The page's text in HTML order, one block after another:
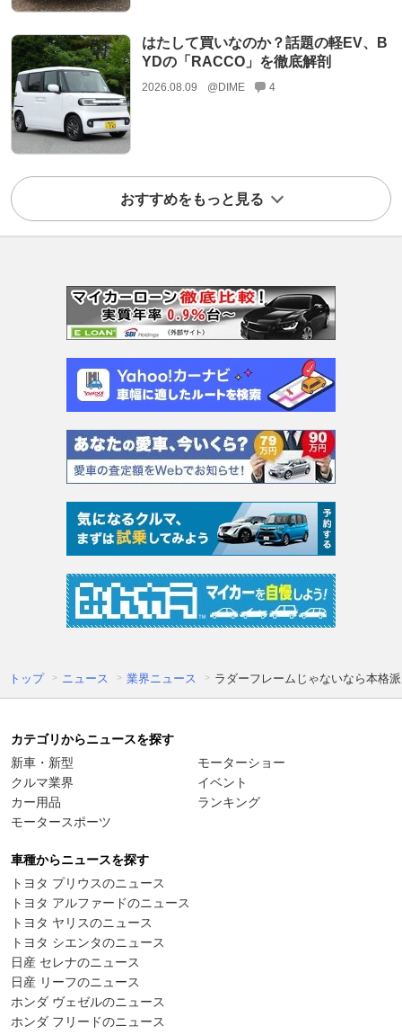
はたして買いなのか？話題の軽EV、B
YDの「RACCO」を徹底解剖
2026.08.09 @DIME 4
おすすめをもっと見る
トップ ニュース 業界ニュース ラダーフレームじゃないなら本格
カテゴリからニュースを探す
新車・新型
クルマ業界
カー用品
モータースポーツ
モーターショー
イベント
ランキング
車種からニュースを探す
トヨタ プリウスのニュース
トヨタ アルファードのニュース
トヨタ ヤリスのニュース
トヨタ シエンタのニュース
日産 セレナのニュース
日産 リーフのニュース
ホンダ ヴェゼルのニュース
ホンダ フリードのニュース